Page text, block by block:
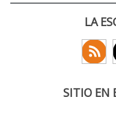
LA
SITIO EN